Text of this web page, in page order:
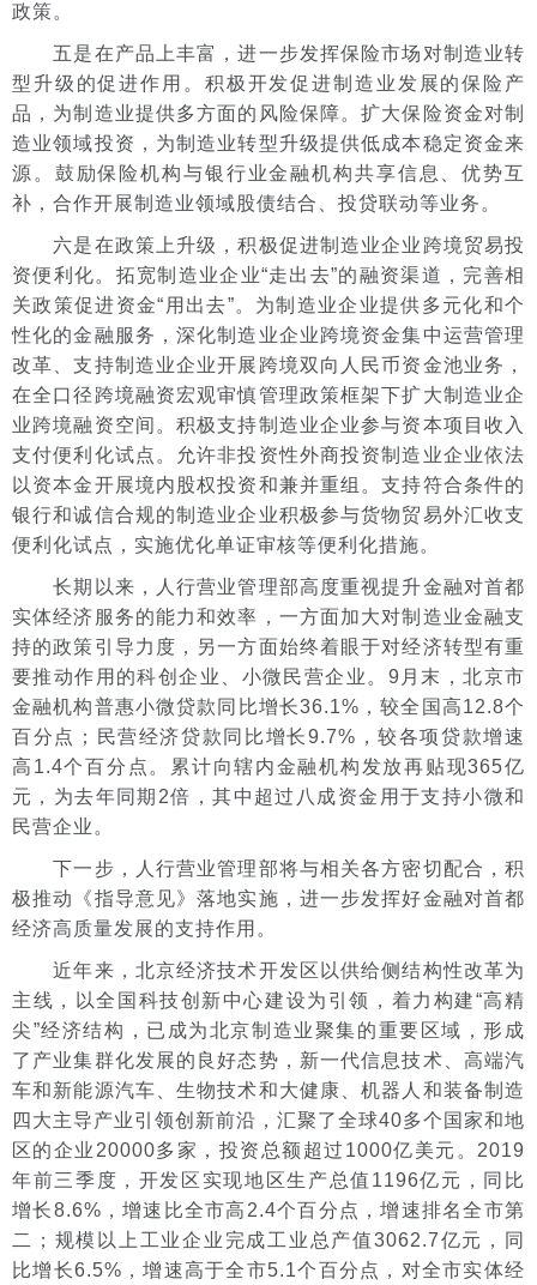
政策。
五是在产品上丰富，进一步发挥保险市场对制造业转
型升级的促进作用。积极开发促进制造业发展的保险产
品，为制造业提供多方面的风险保障。扩大保险资金对制
造业领域投资，为制造业转型升级提供低成本稳定资金来
源。鼓励保险机构与银行业金融机构共享信息、优势互
补，合作开展制造业领域股债结合、投贷联动等业务。
六是在政策上升级，积极促进制造业企业跨境贸易投
资便利化。拓宽制造业企业“走出去”的融资渠道，完善相
关政策促进资金“用出去”。为制造业企业提供多元化和个
性化的金融服务，深化制造业企业跨境资金集中运营管理
改革、支持制造业企业开展跨境双向人民币资金池业务，
在全口径跨境融资宏观审慎管理政策框架下扩大制造业企
业跨境融资空间。积极支持制造业企业参与资本项目收入
支付便利化试点。允许非投资性外商投资制造业企业依法
以资本金开展境内股权投资和兼并重组。支持符合条件的
银行和诚信合规的制造业企业积极参与货物贸易外汇收支
便利化试点，实施优化单证审核等便利化措施。
长期以来，人行营业管理部高度重视提升金融对首都
实体经济服务的能力和效率，一方面加大对制造业金融支
持的政策引导力度，另一方面始终着眼于对经济转型有重
要推动作用的科创企业、小微民营企业。9月末，北京市
金融机构普惠小微贷款同比增长36.1%，较全国高12.8个
百分点；民营经济贷款同比增长9.7%，较各项贷款增速
高1.4个百分点。累计向辖内金融机构发放再贴现365亿
元，为去年同期2倍，其中超过八成资金用于支持小微和
民营企业。
下一步，人行营业管理部将与相关各方密切配合，积
极推动《指导意见》落地实施，进一步发挥好金融对首都
经济高质量发展的支持作用。
近年来，北京经济技术开发区以供给侧结构性改革为
主线，以全国科技创新中心建设为引领，着力构建“高精
尖”经济结构，已成为北京制造业聚集的重要区域，形成
了产业集群化发展的良好态势，新一代信息技术、高端汽
车和新能源汽车、生物技术和大健康、机器人和装备制造
四大主导产业引领创新前沿，汇聚了全球40多个国家和地
区的企业20000多家，投资总额超过1000亿美元。2019
年前三季度，开发区实现地区生产总值1196亿元，同比
增长8.6%，增速比全市高2.4个百分点，增速排名全市第
二；规模以上工业企业完成工业总产值3062.7亿元，同
比增长6.5%，增速高于全市5.1个百分点，对全市实体经